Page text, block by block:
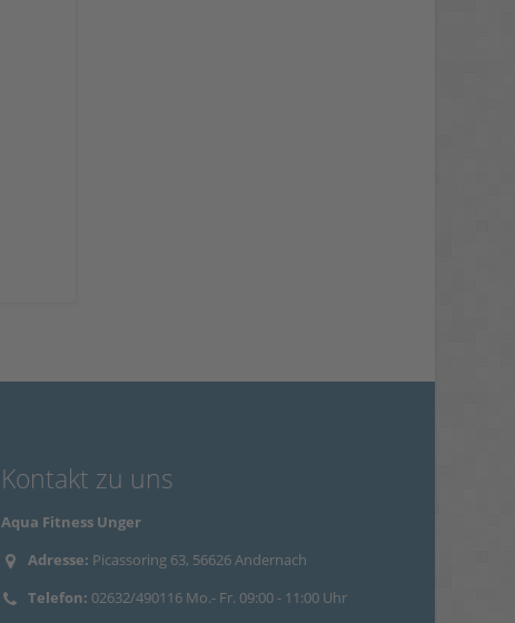
Kontakt zu uns
Aqua Fitness Unger
Adresse: Picassoring 63, 56626 Andernach
Telefon: 02632/490116 Mo.- Fr. 09:00 - 11:00 Uhr